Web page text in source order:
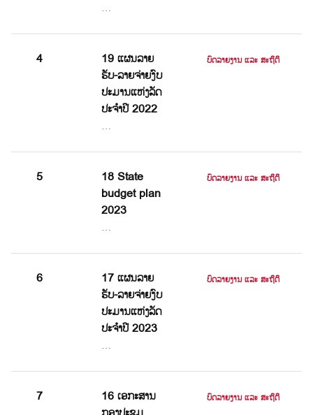
…
4
19 ແຜນລາຍ
ຮັບ-ລາຍຈ່າຍງົບ
ປະມານແຫ່ງລັດ
ປະຈໍາປີ 2022
…
ບົດລາຍງານ ແລະ ສະຖິຕິ
5
18 State
budget plan
2023
…
ບົດລາຍງານ ແລະ ສະຖິຕິ
6
17 ແຜນລາຍ
ຮັບ-ລາຍຈ່າຍງົບ
ປະມານແຫ່ງລັດ
ປະຈໍາປີ 2023
…
ບົດລາຍງານ ແລະ ສະຖິຕິ
7
16 ເອກະສານ
ບົດລາຍງານ ແລະ ສະຖິຕິ